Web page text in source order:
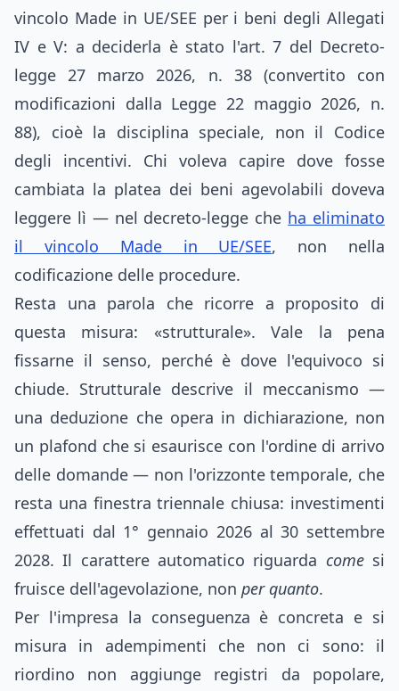
vincolo Made in UE/SEE per i beni degli Allegati
IV e V: a deciderla è stato l'art. 7 del Decreto-
legge 27 marzo 2026, n. 38 (convertito con
modificazioni dalla Legge 22 maggio 2026, n.
88), cioè la disciplina speciale, non il Codice
degli incentivi. Chi voleva capire dove fosse
cambiata la platea dei beni agevolabili doveva
leggere lì — nel decreto-legge che ha eliminato
il vincolo Made in UE/SEE, non nella
codificazione delle procedure.
Resta una parola che ricorre a proposito di
questa misura: «strutturale». Vale la pena
fissarne il senso, perché è dove l'equivoco si
chiude. Strutturale descrive il meccanismo —
una deduzione che opera in dichiarazione, non
un plafond che si esaurisce con l'ordine di arrivo
delle domande — non l'orizzonte temporale, che
resta una finestra triennale chiusa: investimenti
effettuati dal 1° gennaio 2026 al 30 settembre
2028. Il carattere automatico riguarda comesi
fruisce dell'agevolazione, non per quanto.
Per l'impresa la conseguenza è concreta e si
misura in adempimenti che non ci sono: il
riordino non aggiunge registri da popolare,